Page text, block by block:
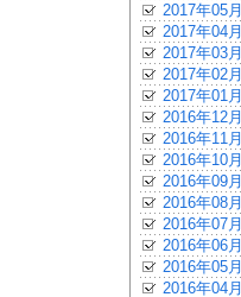
2017年05月
2017年04月
2017年03月
2017年02月
2017年01月
2016年12月
2016年11月
2016年10月
2016年09月
2016年08月
2016年07月
2016年06月
2016年05月
2016年04月